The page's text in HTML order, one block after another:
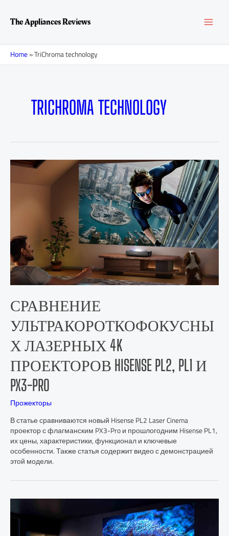
содержимому
The Appliances Reviews
Home»TriChroma technology
TRICHROMA TECHNOLOGY
СРАВНЕНИЕ
УЛЬТРАКОРОТКОФОКУСНЫ
Х ЛАЗЕРНЫХ 4K
ПРОЕКТОРОВ HISENSE PL2, PL1 И
PX3-PRO
Прожекторы
В статье сравниваются новый Hisense PL2 Laser Cinema
проектор с флагманским PX3-Pro и прошлогодним Hisense PL1,
их цены, характеристики, функционал и ключевые
особенности. Также статья содержит видео с демонстрацией
этой модели.